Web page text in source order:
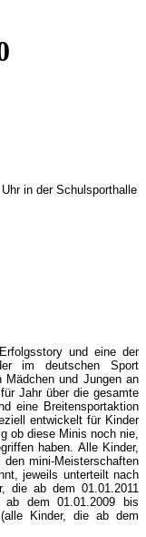
in der Schulsporthalle
und eine der
im deutschen Sport
und Jungen an
Jahr über die gesamte
eine Breitensportaktion
entwickelt für Kinder
ob diese Minis noch nie,
haben. Alle Kinder,
mini-Meisterschaften
jeweils unterteilt nach
die ab dem 01.01.2011
ab dem 01.01.2009 bis
Kinder, die ab dem